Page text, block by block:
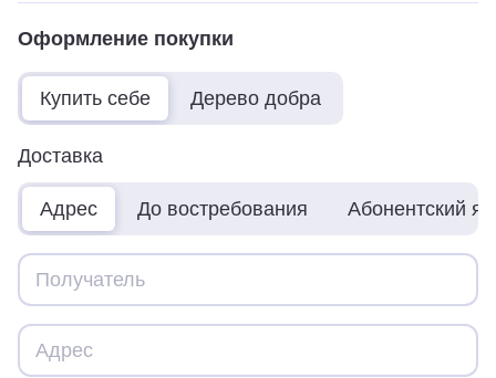
Оформление покупки
Купить себе Дерево добра
Доставка
Адрес До востребования Абонентский